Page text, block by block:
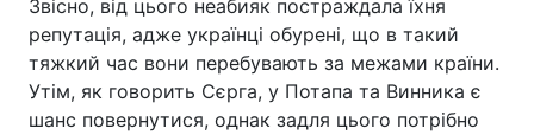
Звісно, від цього неабияк постраждала їхня
репутація, адже українці обурені, що в такий
тяжкий час вони перебувають за межами країни.
Утім, як говорить Сєрга, у Потапа та Винника є
шанс повернутися, однак задля цього потрібно